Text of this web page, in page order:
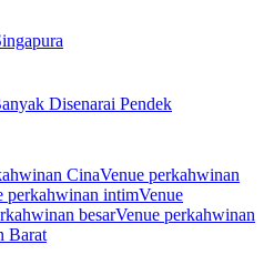
Disenarai Pendek
CinaVenue perkahwinan
perkahwinan intimVenue
besarVenue perkahwinan
Barat